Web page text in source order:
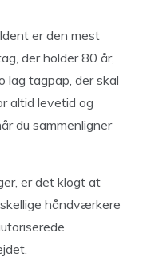
er den mest
der holder 80 år,
lag tagpap, der skal
altid levetid og
du sammenligner
er det klogt at
håndværkere